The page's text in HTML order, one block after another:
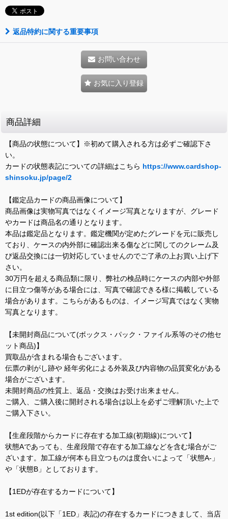
返品特約に関する重要事項
お問い合わせ
お気に入り登録
商品詳細
【商品の状態について】※初めて購入される方は必ずご確認下さ
い。
カードの状態表記についての詳細はこちら https://www.cardshop-
shinsoku.jp/page/2
【鑑定品カードの商品画像について】
商品画像は実物写真ではなくイメージ写真となりますが、グレード
やカードは商品名の通りとなります。
本品は鑑定品となります。鑑定機関が定めたグレードを元に販売し
ており、ケースの内外部に確認出来る傷などに関してのクレーム及
び返品交換には一切対応していませんのでご了承の上お買い上げ下
さい。
30万円を超える商品類に限り、弊社の検品時にケースの内部や外部
に目立つ傷等がある場合には、写真で確認できる様に掲載している
場合があります。こちらがあるものは、イメージ写真ではなく実物
写真となります。
【未開封商品について(ボックス・パック・ファイル系等のその他セ
ット商品)】
買取品が含まれる場合もございます。
伝票の剥がし跡や 経年劣化による外装及び内容物の品質変化がある
場合がございます。
未開封商品の性質上、返品・交換はお受け出来ません。
ご購入、ご購入後に開封される場合は以上を必ずご理解頂いた上で
ご購入下さい。
【生産段階からカードに存在する加工線(初期線)について】
状態Aであっても、生産段階で存在する加工線などを含む場合がご
ざいます。加工線が何本も目立つものは度合いによって「状態A-」
や「状態B」としております。
【1EDが存在するカードについて】
1st edition(以下「1ED」表記)の存在するカードにつきまして、当店